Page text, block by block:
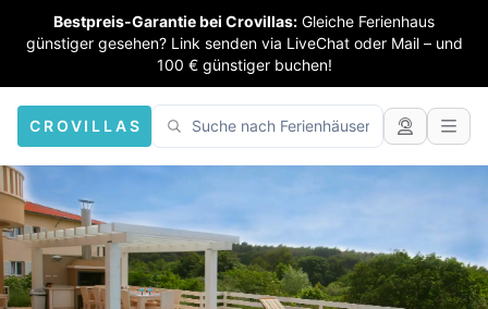
Bestpreis-Garantie bei Crovillas: Gleiche Ferienhaus
günstiger gesehen? Link senden via LiveChat oder Mail – und
100 € günstiger buchen!
CROVILLAS